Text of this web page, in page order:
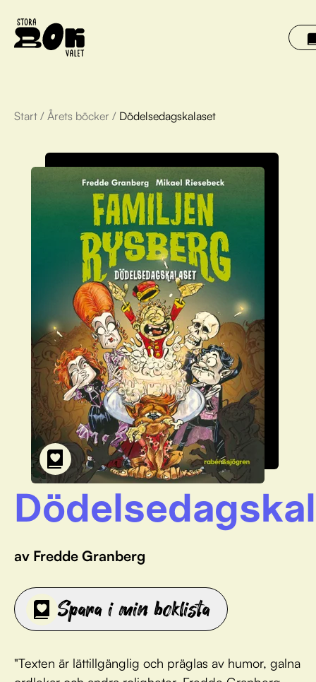
Årets böcker
Om Stora bokvalet
Olivia tipsar
Vinnare
FAQ
För bibliotek
Start / Årets böcker / Dödelsedagskalaset
av Fredde Granberg
Spara i min boklista
"Texten är lättillgänglig och präglas av humor, galna